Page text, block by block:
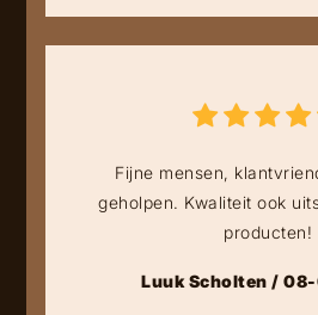
Fijne mensen,
geholpen. Kwaliteit ook
producten!
Luuk Scholten /